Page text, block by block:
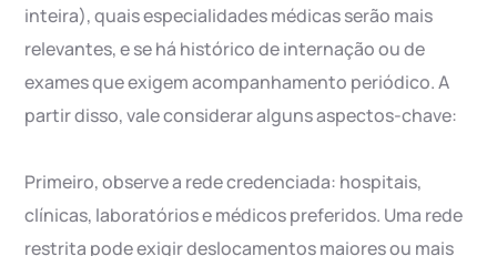
inteira), quais especialidades médicas serão mais
relevantes, e se há histórico de internação ou de
exames que exigem acompanhamento periódico. A
partir disso, vale considerar alguns aspectos-chave:
Primeiro, observe a rede credenciada: hospitais,
clínicas, laboratórios e médicos preferidos. Uma rede
restrita pode exigir deslocamentos maiores ou mais